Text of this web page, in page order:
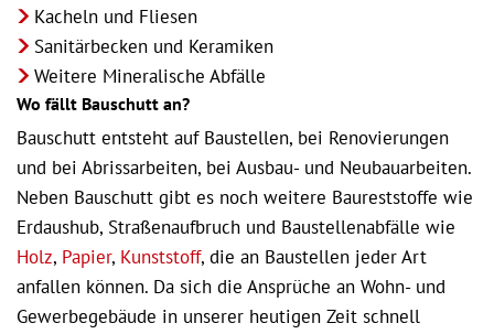
Kacheln und Fliesen
Sanitärbecken und Keramiken
Weitere Mineralische Abfälle
Wo fällt Bauschutt an?
Bauschutt entsteht auf Baustellen, bei Renovierungen
und bei Abrissarbeiten, bei Ausbau- und Neubauarbeiten.
Neben Bauschutt gibt es noch weitere Baureststoffe wie
Erdaushub, Straßenaufbruch und Baustellenabfälle wie
Holz, Papier, Kunststoff, die an Baustellen jeder Art
anfallen können. Da sich die Ansprüche an Wohn- und
Gewerbegebäude in unserer heutigen Zeit schnell